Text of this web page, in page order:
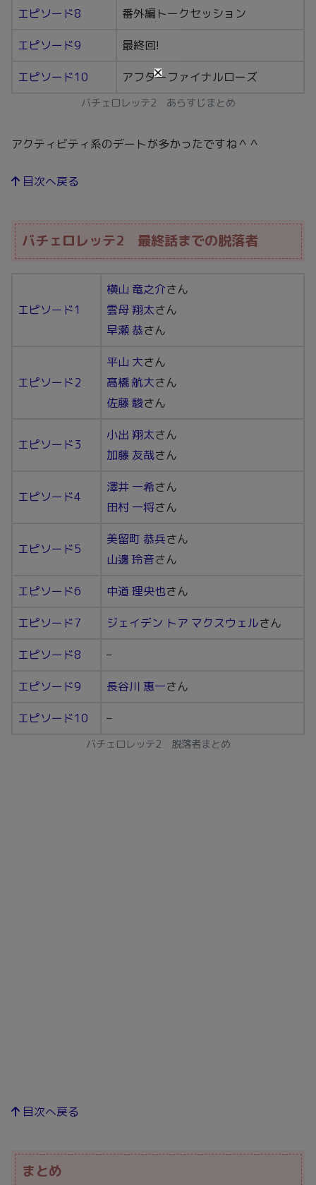
エピソード8 番外編トークセッション
エピソード9 最終回!
エピソード10 アフターファイナルローズ
バチェロレッテ2 あらすじまとめ
アクティビティ系のデートが多かったですね＾＾
目次へ戻る
バチェロレッテ2 最終話までの脱落者
エピソード1
横山 竜之介さん
雲母 翔太さん
早瀬 恭さん
エピソード2
平山 大さん
髙橋 航大さん
佐藤 駿さん
エピソード3
小出 翔太さん
加藤 友哉さん
エピソード4
澤井 一希さん
田村 一将さん
エピソード5
美留町 恭兵さん
山邊 玲音さん
エピソード6 中道 理央也さん
エピソード7 ジェイデン トア マクスウェルさん
エピソード8 –
エピソード9 長谷川 惠一さん
エピソード10 –
バチェロレッテ2 脱落者まとめ
目次へ戻る
まとめ